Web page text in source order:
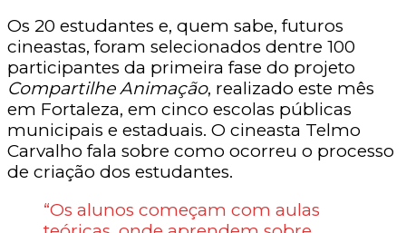
Os 20 estudantes e, quem sabe, futuros
cineastas, foram selecionados dentre 100
participantes da primeira fase do projeto
Compartilhe Animação, realizado este mês
em Fortaleza, em cinco escolas públicas
municipais e estaduais. O cineasta Telmo
Carvalho fala sobre como ocorreu o processo
de criação dos estudantes.
“Os alunos começam com aulas